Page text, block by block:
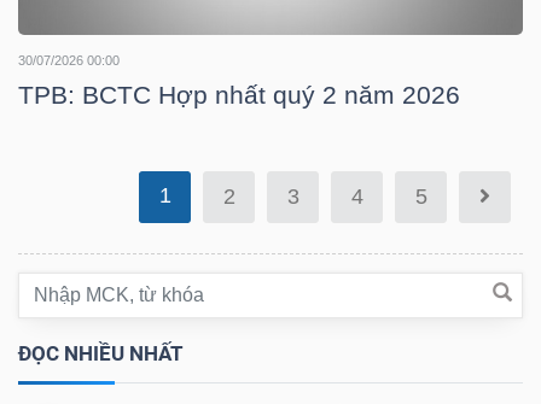
30/07/2026 00:00
TPB: BCTC Hợp nhất quý 2 năm 2026
1 2 3 4 5
ĐỌC NHIỀU NHẤT